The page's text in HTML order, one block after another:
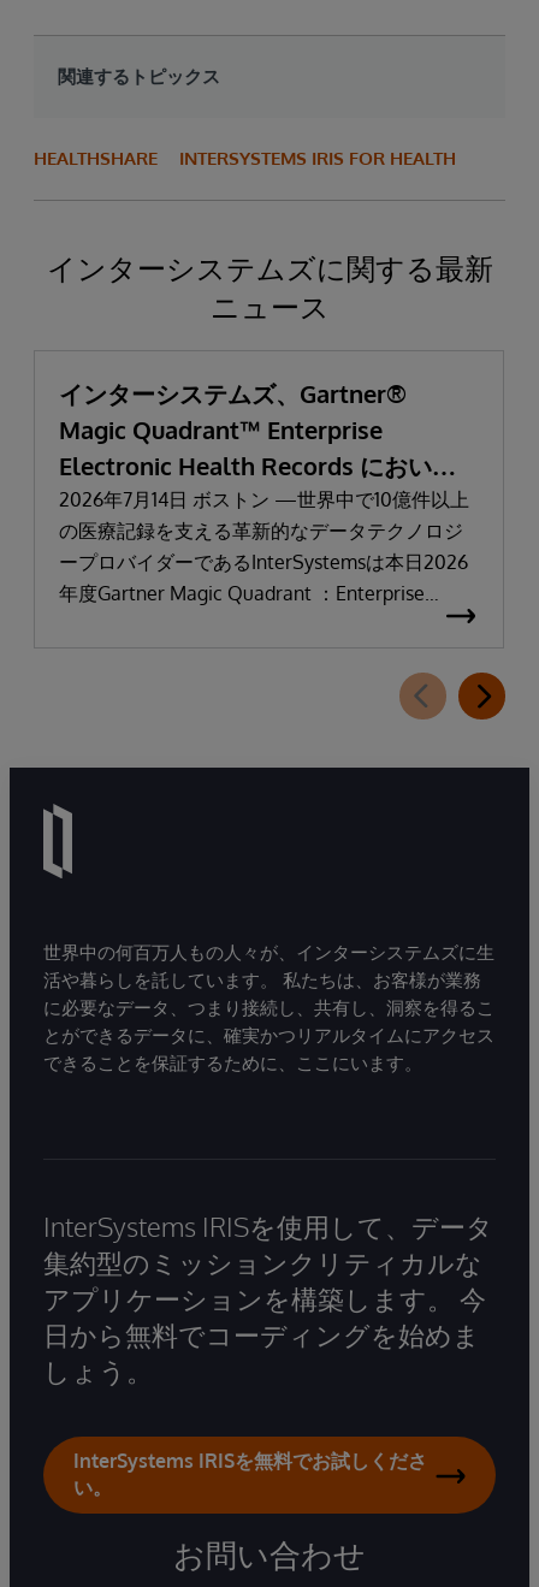
関連するトピックス
HEALTHSHARE INTERSYSTEMS IRIS FOR HEALTH
インターシステムズに関する最新
ニュース
インターシステムズ、Gartner®
Magic Quadrant™ Enterprise
Electronic Health Records において
「リーダー」と評価される
2026年7月14日 ボストン —世界中で10億件以上
の医療記録を支える革新的なデータテクノロジ
ープロバイダーであるInterSystemsは本日2026
年度Gartner Magic Quadrant ：Enterprise
Electronic Health Records（医療機関向け電子カ
世界中の何百万人もの人々が、インターシステムズに生
活や暮らしを託しています。 私たちは、お客様が業務
に必要なデータ、つまり接続し、共有し、洞察を得るこ
とができるデータに、確実かつリアルタイムにアクセス
できることを保証するために、ここにいます。
InterSystems IRISを使用して、データ
集約型のミッションクリティカルな
アプリケーションを構築します。 今
日から無料でコーディングを始めま
しょう。
InterSystems IRISを無料でお試しくださ
い。
お問い合わせ